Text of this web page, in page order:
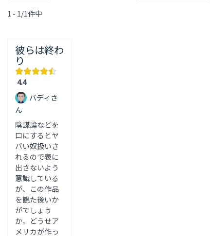
1 - 1/1件中
彼らは終わ
り
4.4
バディさ
ん
陰謀論などを
口にするとヤ
バい奴扱いさ
れるので表に
出さないよう
意識している
が、この作品
を観た後いか
がでしょう
か。どうせア
メリカが作っ